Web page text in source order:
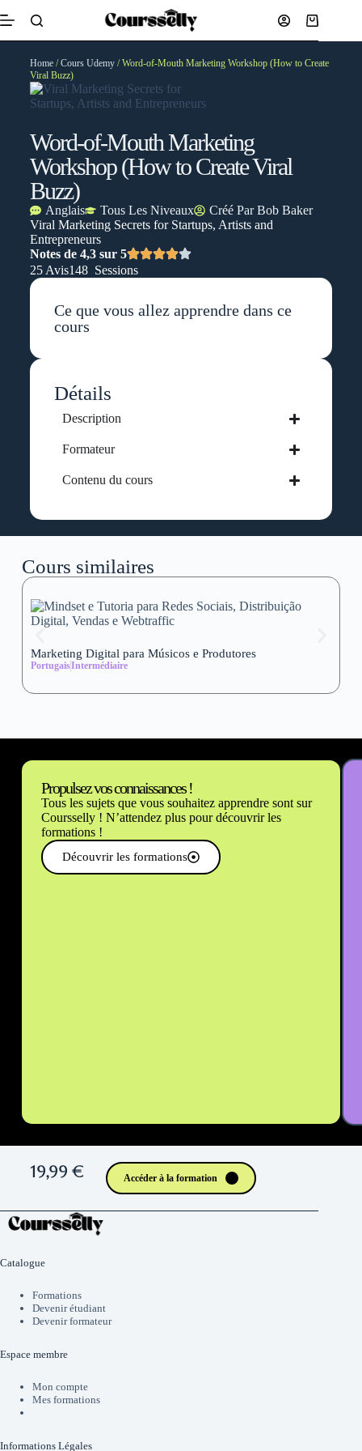
Home/Cours Udemy/ Word-of-Mouth Marketing Workshop (How to Create
Viral Buzz)
Word-of-Mouth Marketing
Workshop (How to Create Viral
Buzz)
Anglais Tous Les Niveaux Créé ParBob Baker
Viral Marketing Secrets for Startups, Artists and
Entrepreneurs
Notes de 4,3 sur 5
25 Avis148 Sessions
Ce que vous allez apprendre dans ce
cours
Détails
Description
Formateur
Contenu du cours
Cours similaires
Marketing Digital para Músicos e Produtores
PortugaisIntermédiaire
Propulsez vos connaissances !
Tous les sujets que vous souhaitez apprendre sont sur
Coursselly ! N’attendez plus pour découvrir les
formations !
Découvrir les formations
19,99 € Accéder à la formation
Catalogue
Formations
Devenir étudiant
Devenir formateur
Espace membre
Mon compte
Mes formations
Informations Légales